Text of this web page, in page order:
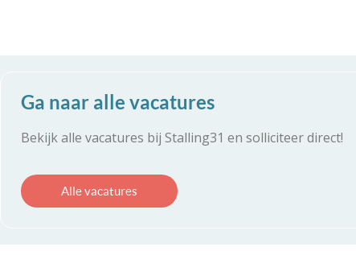
Ga naar alle vacatures
Bekijk alle vacatures bij Stalling31 en solliciteer direct!
Alle vacatures